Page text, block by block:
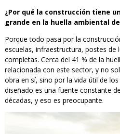
¿Por qué la construcción tiene
grande en la huella ambiental
Porque todo pasa por la
escuelas, infraestructura, postes de
completas. Cerca del 41 % de la
relacionada con este sector, y no
obra en sí, sino por la vida útil de
diseñado es una fuente constante
décadas, y eso es preocupante.